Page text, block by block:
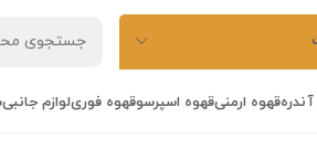
قهوه ارمنیقهوه اسپرسوقهوه فوریلوازم جانبی